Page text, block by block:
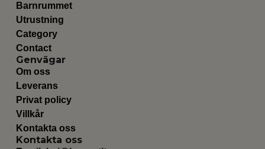
Barnrummet
Utrustning
Category
Contact
Genvägar
Om oss
Leverans
Privat policy
Villkår
Kontakta oss
Kontakta oss